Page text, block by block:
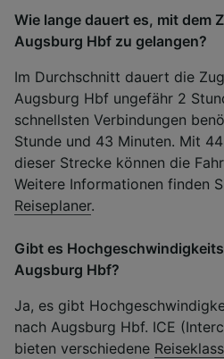
Wie lange dauert es, mit dem
Augsburg Hbf zu gelangen?
Im Durchschnitt dauert die
Augsburg Hbf ungefähr 2
schnellsten Verbindungen
Stunde und 43 Minuten. Mit
dieser Strecke können die
Weitere Informationen finden
Reiseplaner.
Gibt es
Augsburg Hbf?
Ja, es gibt
nach Augsburg Hbf. ICE
bieten verschiedene